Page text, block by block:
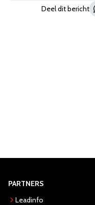
Deel dit bericht
PARTNERS
Leadinfo